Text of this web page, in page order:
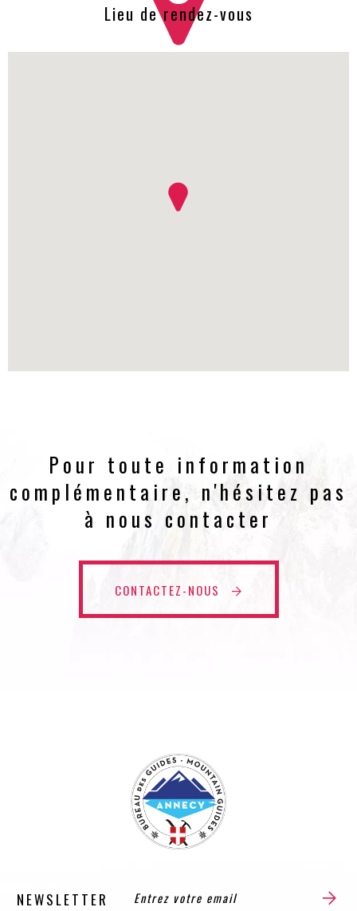
Lieu de rendez-vous
Pour toute information
complémentaire, n'hésitez pas
à nous contacter
CONTACTEZ-NOUS
NEWSLETTER